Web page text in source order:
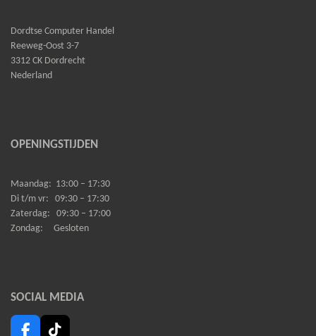
Dordtse Computer Handel
Reeweg-Oost 3-7
3312 CK Dordrecht
Nederland
OPENINGSTIJDEN
Maandag: 13:00 – 17:30
Di t/m vr: 09:30 – 17:30
Zaterdag: 09:30 – 17:00
Zondag: Gesloten
SOCIAL MEDIA